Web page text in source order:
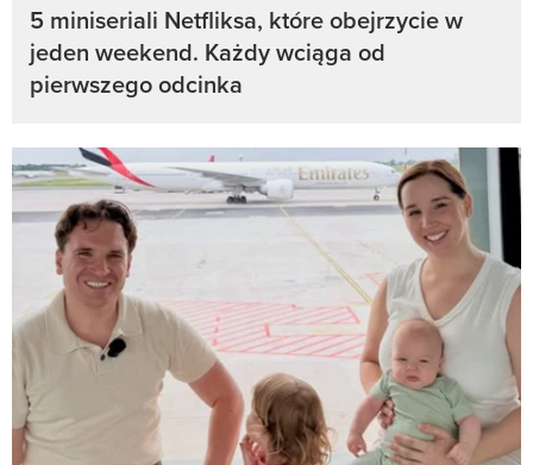
5 miniseriali Netfliksa, które obejrzycie w
jeden weekend. Każdy wciąga od
pierwszego odcinka